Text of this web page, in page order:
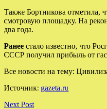
Также Бортникова отметила,
смотровую площадку. На
два года.
Ранее стало известно, что
СССР получил прибыль от
Все новости на тему:
Источник: gazeta.ru
Next Post